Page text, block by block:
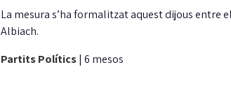
La mesura s’ha formalitzat aquest dijous entre
Albiach.
Partits Polítics| 6 mesos